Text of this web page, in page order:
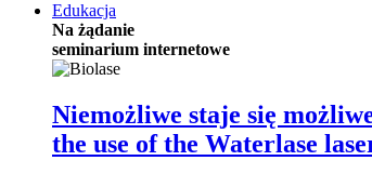
Edukacja
Na żądanie
seminarium internetowe
Niemożliwe staje się
the use of the Waterlase